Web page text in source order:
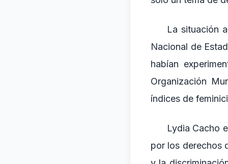
La situación
Nacional de
habían
Organización
índices de
Lydia Cacho
por los derechos